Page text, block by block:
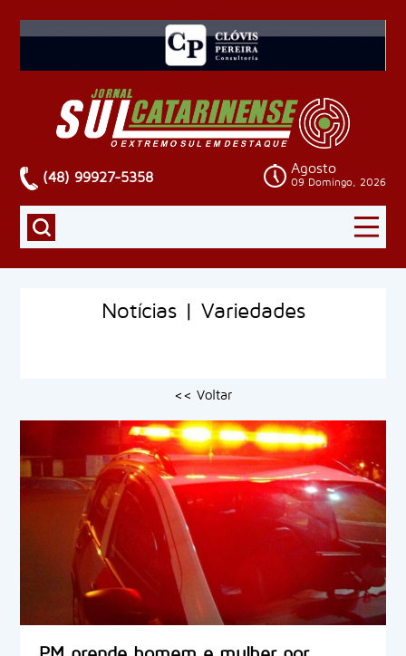
(48) 99927-5358
Agosto
09 Domingo, 2026
Notícias | Variedades
<< Voltar